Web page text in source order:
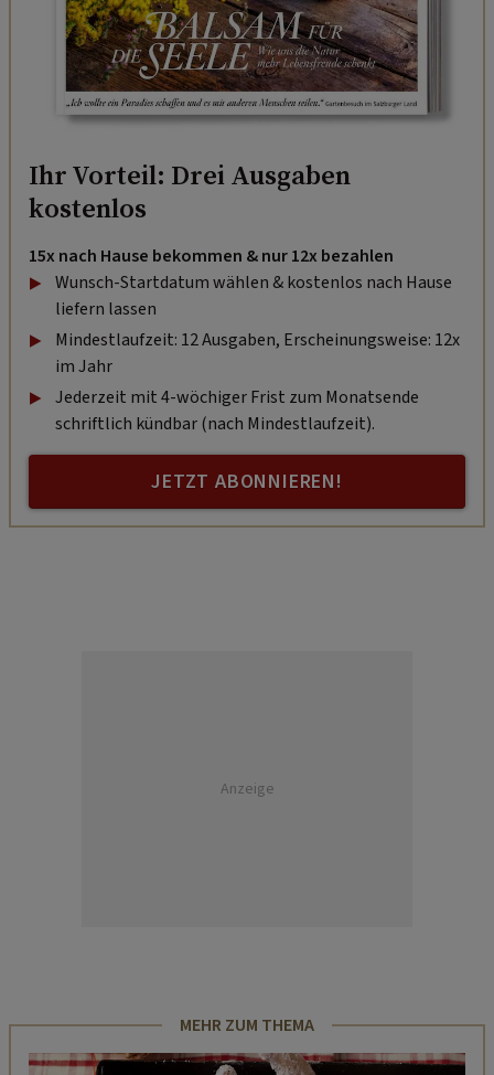
Ihr Vorteil: Drei Ausgaben
kostenlos
15x nach Hause bekommen & nur 12x bezahlen
Wunsch-Startdatum wählen & kostenlos nach Hause
liefern lassen
Mindestlaufzeit: 12 Ausgaben, Erscheinungsweise: 12x
im Jahr
Jederzeit mit 4-wöchiger Frist zum Monatsende
schriftlich kündbar (nach Mindestlaufzeit).
JETZT ABONNIEREN!
Anzeige
MEHR ZUM THEMA